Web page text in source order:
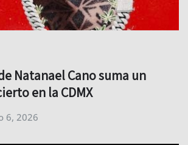
Natanael Cano suma un
en la CDMX
6, 2026